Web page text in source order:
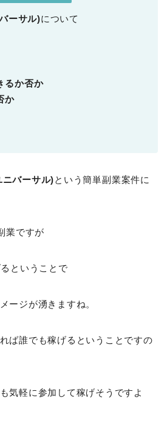
ーサル)について
るか否か
か
バーサル)という簡単副業案件に
業ですが
ということで
ージが湧きますね。
ば誰でも稼げるということですの
気軽に参加して稼げそうですよ